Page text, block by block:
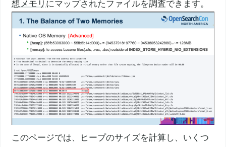
想メモリ にマップされたファイルを調査できます。
このページでは、ヒープのサイズを計算し、いくつ